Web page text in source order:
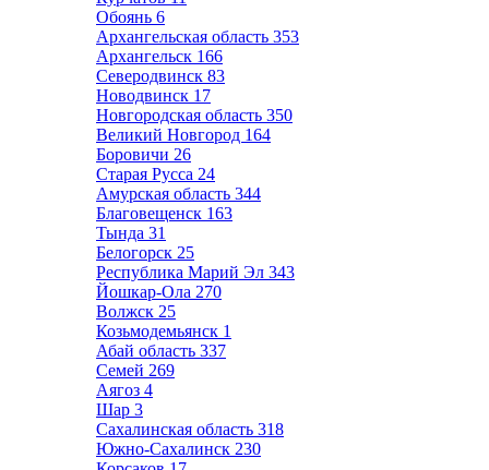
Обоянь 6
Архангельская область 353
Архангельск 166
Северодвинск 83
Новодвинск 17
Новгородская область 350
Великий Новгород 164
Боровичи 26
Старая Русса 24
Амурская область 344
Благовещенск 163
Тында 31
Белогорск 25
Республика Марий Эл 343
Йошкар-Ола 270
Волжск 25
Козьмодемьянск 1
Абай область 337
Семей 269
Аягоз 4
Шар 3
Сахалинская область 318
Южно-Сахалинск 230